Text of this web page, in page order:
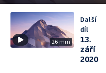
26 min
Další
díl
13.
září
2020